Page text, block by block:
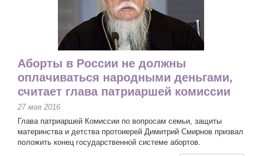
Аборты в России не должны
оплачиваться народными деньгами,
считает глава патриаршей комиссии
27 мая 2016
Глава патриаршей Комиссии по вопросам семьи, защиты
материнства и детства протоиерей Димитрий Смирнов призвал
положить конец государственной системе абортов.